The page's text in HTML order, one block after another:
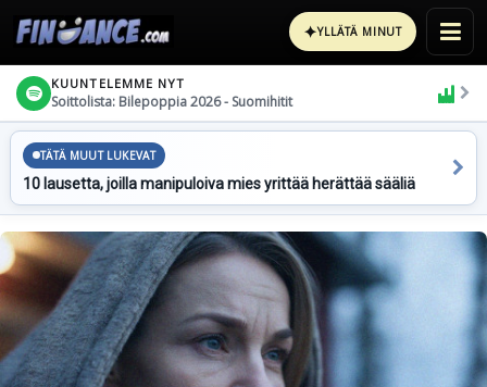
✦YLLÄTÄ MINUT
KUUNTELEMME NYT
Soittolista: Bilepoppia 2026 - Suomihitit
TÄTÄ MUUT LUKEVAT
10 lausetta, joilla manipuloiva mies yrittää herättää sääliä